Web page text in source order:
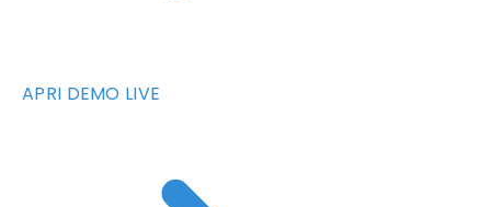
APRI DEMO LIVE